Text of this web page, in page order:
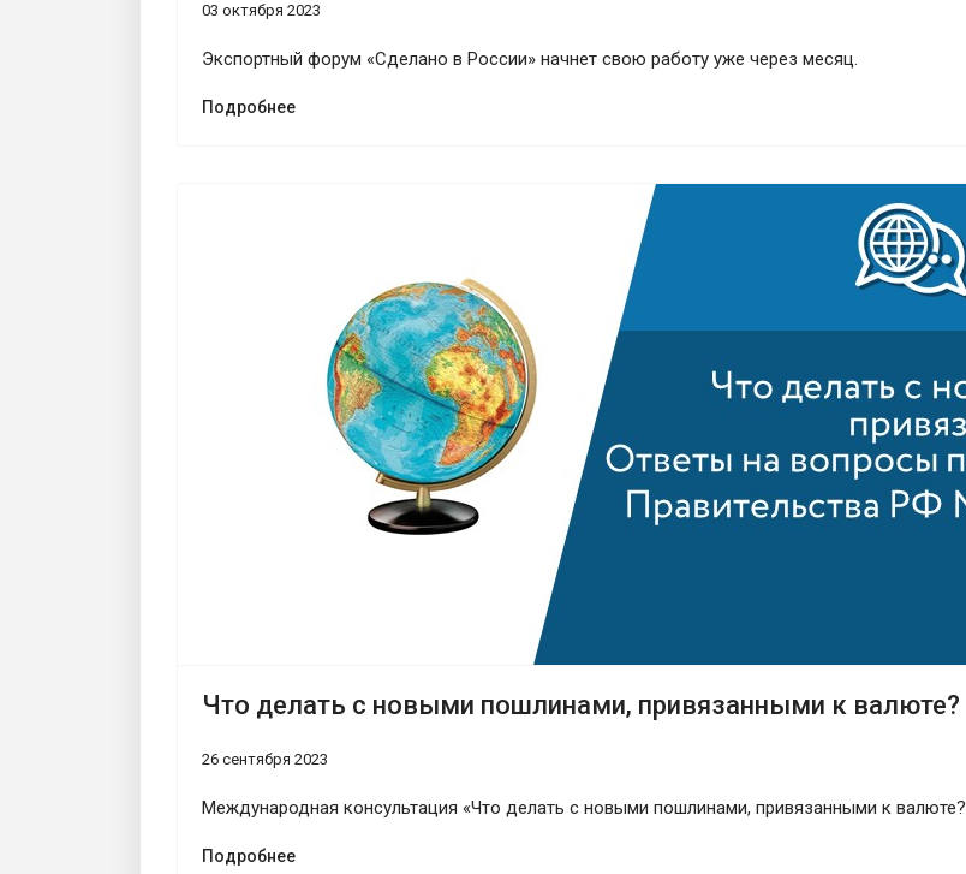
03 октября 2023
Экспортный форум «Сделано в России» начнет свою работу уже через месяц.
Подробнее
Что делать с новыми пошлинами, привязанными к валюте?
26 сентября 2023
Международная консультация «Что делать с новыми пошлинами, привязанными к валюте?
Подробнее